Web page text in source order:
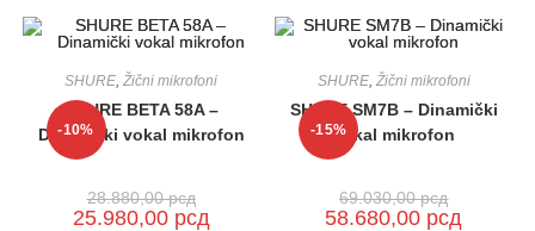
-10%
SHURE ,Žični mikrofoni
SHURE BETA 58A –
Dinamički vokal mikrofon
28.880,00рсд
25.980,00 рсд
-15%
SHURE, Žični mikrofoni
SHURE SM7B – Dinamički
vokal mikrofon
69.030,00рсд
58.680,00 рсд